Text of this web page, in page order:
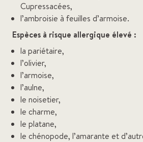
Cupressacées,
l’ambroisie à feuilles d’armoise.
Espèces à risque allergique élevé :
la pariétaire,
l’olivier,
l’armoise,
l’aulne,
le noisetier,
le charme,
le platane,
le chénopode, l’amarante et